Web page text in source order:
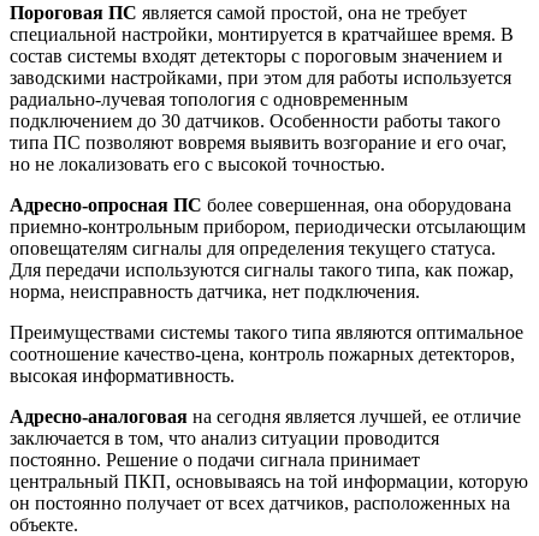
Пороговая ПС является самой простой, она не требует
специальной настройки, монтируется в кратчайшее время. В
состав системы входят детекторы с пороговым значением и
заводскими настройками, при этом для работы используется
радиально-лучевая топология с одновременным
подключением до 30 датчиков. Особенности работы такого
типа ПС позволяют вовремя выявить возгорание и его очаг,
но не локализовать его с высокой точностью.
Адресно-опросная ПС более совершенная, она оборудована
приемно-контрольным прибором, периодически отсылающим
оповещателям сигналы для определения текущего статуса.
Для передачи используются сигналы такого типа, как пожар,
норма, неисправность датчика, нет подключения.
Преимуществами системы такого типа являются оптимальное
соотношение качество-цена, контроль пожарных детекторов,
высокая информативность.
Адресно-аналоговая на сегодня является лучшей, ее отличие
заключается в том, что анализ ситуации проводится
постоянно. Решение о подачи сигнала принимает
центральный ПКП, основываясь на той информации, которую
он постоянно получает от всех датчиков, расположенных на
объекте.